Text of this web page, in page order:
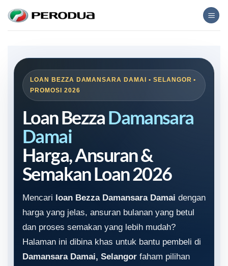
content
LOAN BEZZA DAMANSARA DAMAI • SELANGOR •
PROMOSI 2026
Loan BezzaDamansara
Damai
Harga, Ansuran &
Semakan Loan 2026
Mencari loan Bezza Damansara Damai dengan
harga yang jelas, ansuran bulanan yang betul
dan proses semakan yang lebih mudah?
Halaman ini dibina khas untuk bantu pembeli di
Damansara Damai, Selangor faham pilihan